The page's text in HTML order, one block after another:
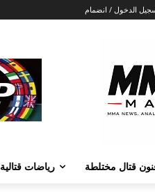
الدخول / انضمام
قتال مختلطة‏ رياضات قتالية